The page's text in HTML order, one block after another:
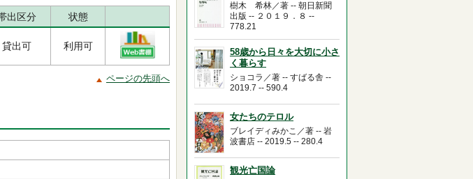
出区分 状態
貸出可 利用可
ページの先頭へ
樹木 希林／著 -- 朝日新聞
出版 -- ２０１９．８ --
778.21
58歳から日々を大切に小さ
く暮らす
ショコラ／著 -- すばる舎 --
2019.7 -- 590.4
女たちのテロル
ブレイディみかこ／著 -- 岩
波書店 -- 2019.5 -- 280.4
観光亡国論